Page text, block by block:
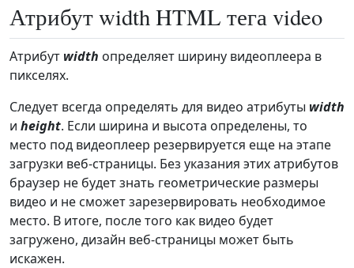
Атрибут width HTML тега video
Атрибут width определяет ширину видеоплеера в
пикселях.
Следует всегда определять для видео атрибуты width
и height. Если ширина и высота определены, то
место под видеоплеер резервируется еще на этапе
загрузки веб-страницы. Без указания этих атрибутов
браузер не будет знать геометрические размеры
видео и не сможет зарезервировать необходимое
место. В итоге, после того как видео будет
загружено, дизайн веб-страницы может быть
искажен.